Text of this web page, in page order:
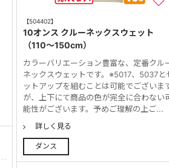
【504402】
10オンス クルーネックスウェット
（110～150cm）
カラーバリエーション豊富な、定番クル
ネックスウェットです。※5017、5037と
ットアップを組むことは可能でございま
が、上下にて商品の色が完全に合わない
能性がございます。予めご理解の上ご...
詳しく見る
ダンス